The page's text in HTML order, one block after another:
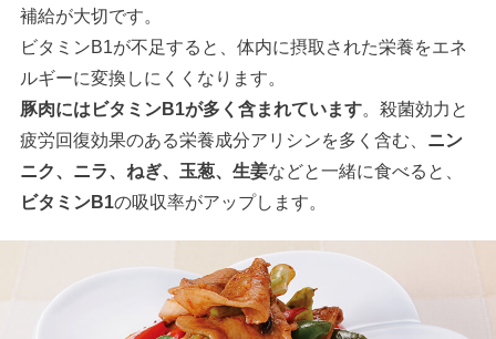
補給が大切です。
ビタミンB1が不足すると、体内に摂取された栄養をエネ
ルギーに変換しにくくなります。
豚肉にはビタミンB1が多く含まれています。殺菌効力と
疲労回復効果のある栄養成分アリシンを多く含む、 ニン
ニク、ニラ、ねぎ、玉葱、生姜などと一緒に食べると、
ビタミンB1の吸収率がアップします。